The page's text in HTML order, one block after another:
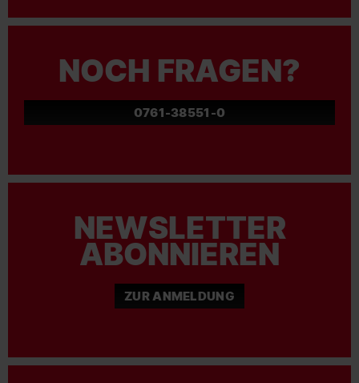
NOCH FRAGEN?
0761-38551-0
NEWSLETTER
ABONNIEREN
ZUR ANMELDUNG